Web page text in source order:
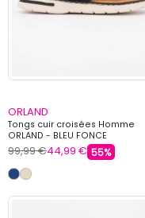
ORLAND
Tongs cuir croisées Homme
ORLAND - BLEU FONCE
99,99 €44,99 € 55%